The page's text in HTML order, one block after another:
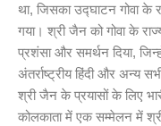
था, जिसका उद्घाटन गोवा के
गया। श्री जैन को गोवा के
प्रशंसा और समर्थन दिया,
अंतर्राष्ट्रीय हिंदी और अन्य
श्री जैन के प्रयासों के लिए
कोलकाता में एक सम्मेलन में श्री